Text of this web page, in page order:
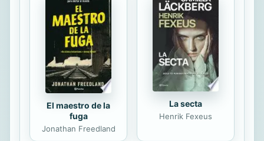
El maestro de la
fuga
Jonathan Freedland
La secta
Henrik Fexeus